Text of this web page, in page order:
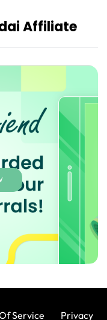
Affiliate
Service Privacy